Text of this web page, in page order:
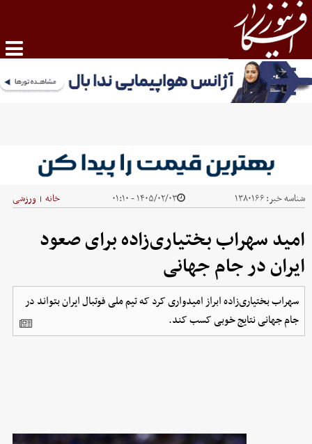
شناسه خبر:۱۳۸۰۱۶۶ ۱۴۰۵/۰۲/۰۳ - ۰۱:۱۰ خانه | ورزشی
امید سهراب بختیاری‌زاده برای صعود
ایران در جام جهانی
سهراب بختیاری‌زاده ابراز امیدواری کرد که تیم ملی فوتبال ایران بتواند در
جام جهانی نتایج خوبی کسب کند.